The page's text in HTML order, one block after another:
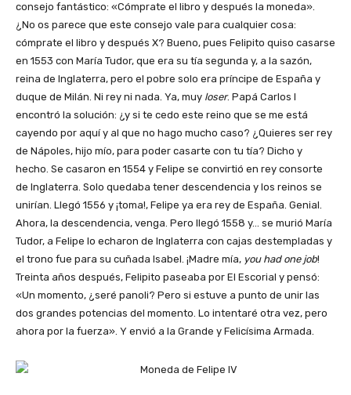
consejo fantástico: «Cómprate el libro y después la moneda».
¿No os parece que este consejo vale para cualquier cosa:
cómprate el libro y después X? Bueno, pues Felipito quiso casarse
en 1553 con María Tudor, que era su tía segunda y, a la sazón,
reina de Inglaterra, pero el pobre solo era príncipe de España y
duque de Milán. Ni rey ni nada. Ya, muy loser. Papá Carlos I
encontró la solución: ¿y si te cedo este reino que se me está
cayendo por aquí y al que no hago mucho caso? ¿Quieres ser rey
de Nápoles, hijo mío, para poder casarte con tu tía? Dicho y
hecho. Se casaron en 1554 y Felipe se convirtió en rey consorte
de Inglaterra. Solo quedaba tener descendencia y los reinos se
unirían. Llegó 1556 y ¡toma!, Felipe ya era rey de España. Genial.
Ahora, la descendencia, venga. Pero llegó 1558 y… se murió María
Tudor, a Felipe lo echaron de Inglaterra con cajas destempladas y
el trono fue para su cuñada Isabel. ¡Madre mía, you had one job!
Treinta años después, Felipito paseaba por El Escorial y pensó:
«Un momento, ¿seré panoli? Pero si estuve a punto de unir las
dos grandes potencias del momento. Lo intentaré otra vez, pero
ahora por la fuerza». Y envió a la Grande y Felicísima Armada.